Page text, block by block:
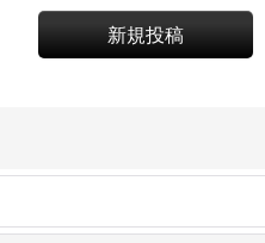
新規投稿